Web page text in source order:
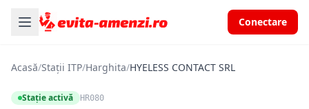
Conectare
Acasă/Stații ITP/Harghita/HYELESS CONTACT SRL
Stație activă HR080